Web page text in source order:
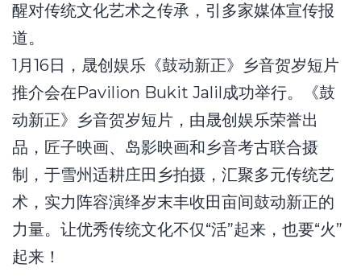
醒对传统文化艺术之传承，引多家媒体宣传报
道。
1月16日，晟创娱乐《鼓动新正》乡音贺岁短片
推介会在Pavilion Bukit Jalil成功举行。《鼓
动新正》乡音贺岁短片，由晟创娱乐荣誉出
品，匠子映画、岛影映画和乡音考古联合摄
制，于雪州适耕庄田乡拍摄，汇聚多元传统艺
术，实力阵容演绎岁末丰收田亩间鼓动新正的
力量。让优秀传统文化不仅“活”起来，也要“火”
起来！